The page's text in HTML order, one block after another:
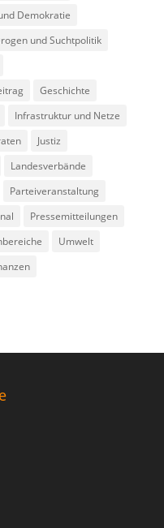
Demokratie
und Suchtpolitik
Geschichte
Infrastruktur und Netze
Justiz
Landesverbände
Parteiveranstaltung
Pressemitteilungen
Umwelt